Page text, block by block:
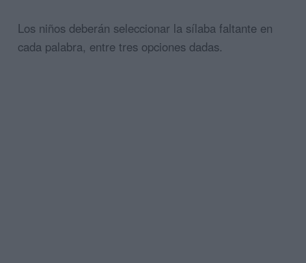
Los niños deberán seleccionar la sílaba faltante en
cada palabra, entre tres opciones dadas.